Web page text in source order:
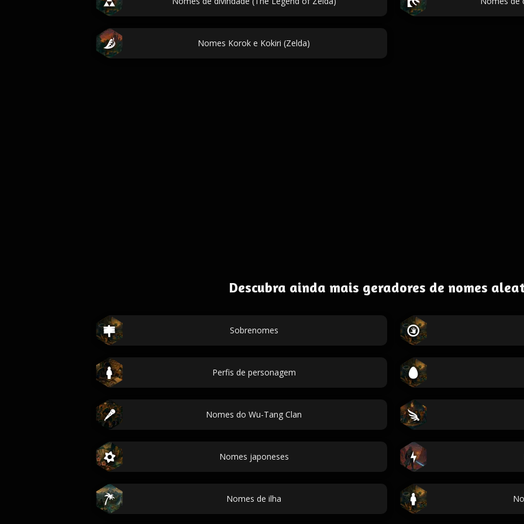
Nomes Korok e Kokiri (Zelda)
Descubra ainda mais geradores de nomes
Sobrenomes
Perfis de personagem
Nomes do Wu-Tang Clan
Nomes japoneses
Nomes de ilha